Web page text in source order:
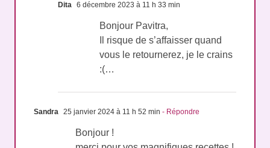
Dita 6 décembre 2023 à 11 h 33 min
Bonjour Pavitra,
Il risque de s’affaisser quand
vous le retournerez, je le crains
:(…
Sandra 25 janvier 2024 à 11 h 52 min - Répondre
Bonjour !